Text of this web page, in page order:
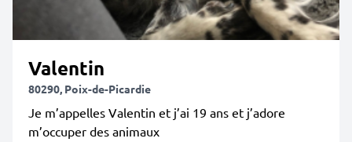
Valentin
80290, Poix-de-Picardie
Je m’appelles Valentin et j’ai 19 ans et j’adore
m’occuper des animaux